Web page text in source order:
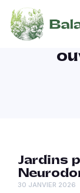
Jardins
30 JANVIER 2026